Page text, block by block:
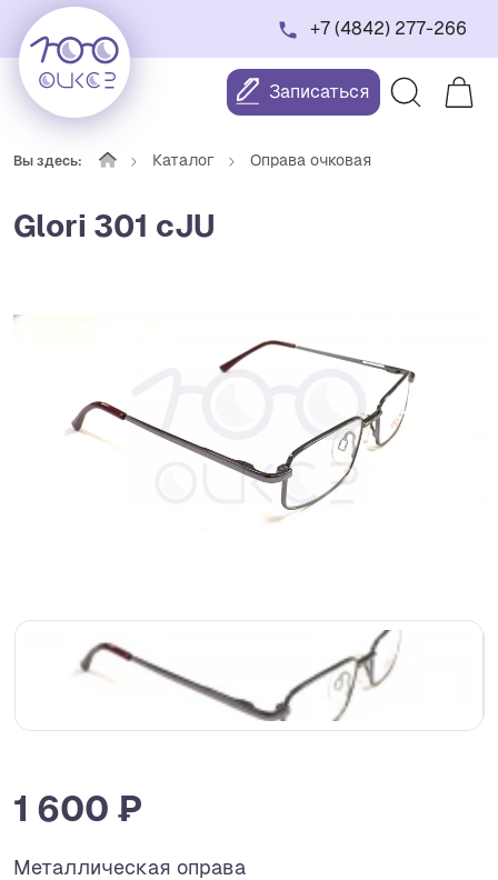
+7 (4842) 277-266
Записаться
Вы здесь: Каталог Оправа очковая
Glori 301 cJU
1 600 ₽
Металлическая оправа